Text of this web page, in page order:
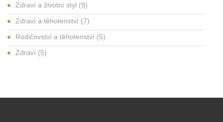
Zdraví a životní styl (9)
Zdraví a těhotenství (7)
Rodičovství a těhotenství (5)
Zdraví (5)